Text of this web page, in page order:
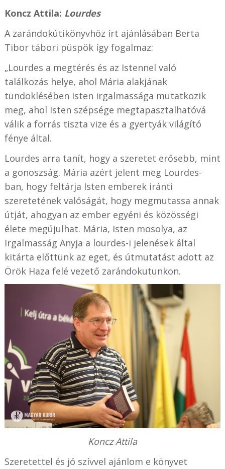
Koncz Attila: Lourdes
A zarándokútikönyvhöz írt ajánlásában Berta
Tibor tábori püspök így fogalmaz:
„Lourdes a megtérés és az Istennel való
találkozás helye, ahol Mária alakjának
tündöklésében Isten irgalmassága mutatkozik
meg, ahol Isten szépsége megtapasztalhatóvá
válik a forrás tiszta vize és a gyertyák világító
fénye által.
Lourdes arra tanít, hogy a szeretet erősebb, mint
a gonoszság. Mária azért jelent meg Lourdes-
ban, hogy feltárja Isten emberek iránti
szeretetének valóságát, hogy meg­mutassa annak
útját, ahogyan az ember egyéni és közösségi
élete megújulhat. Mária, Isten mosolya, az
Irgalmasság Anyja a lourdes-i jelenések által
kitárta előttünk az eget, és út­mutatást adott az
Örök Haza felé vezető zarándokutunkon.
Koncz Attila
Szeretettel és jó szívvel ajánlom e könyvet